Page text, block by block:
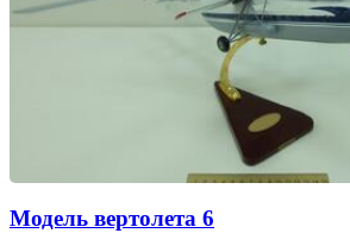
Модель вертолета 6